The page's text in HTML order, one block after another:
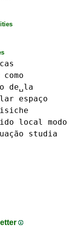
como
de␣la
espaço
local
modo
studia